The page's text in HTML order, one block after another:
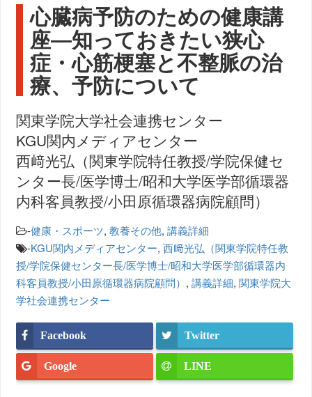
心臓病予防のための健康講
座―知っておきたい狭心
症・心筋梗塞と不整脈の治
療、予防について
関東学院大学社会連携センター
KGU関内メディアセンター
西﨑光弘（関東学院特任教授/学院保健セ
ンター長/医学博士/昭和大学医学部循環器
内科客員教授/小田原循環器病院顧問）
-健康・スポーツ,教養その他,講義詳細
-KGU関内メディアセンター,西﨑光弘（関東学院特任教
授/学院保健センター長/医学博士/昭和大学医学部循環器内
科客員教授/小田原循環器病院顧問） ,講義詳細,関東学院大
学社会連携センター
Facebook Twitter
Google LINE